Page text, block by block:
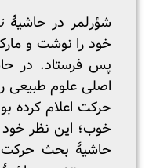
شؤرلمر در حاشیۀ
خود را نوشت و
اصلی علوم
حرکت اعلام کرده
خوب؛ این نظر
حاشیۀ بحث حرکت